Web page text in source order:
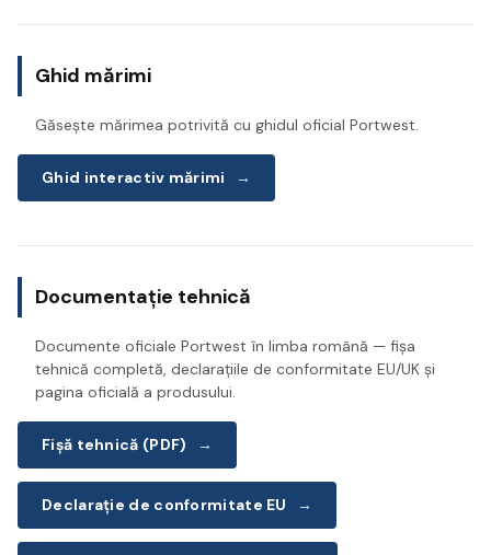
Ghid mărimi
Găsește mărimea potrivită cu ghidul oficial Portwest.
Ghid interactiv mărimi →
Documentație tehnică
Documente oficiale Portwest în limba română — fișa
tehnică completă, declarațiile de conformitate EU/UK și
pagina oficială a produsului.
Fișă tehnică (PDF) →
Declarație de conformitate EU →